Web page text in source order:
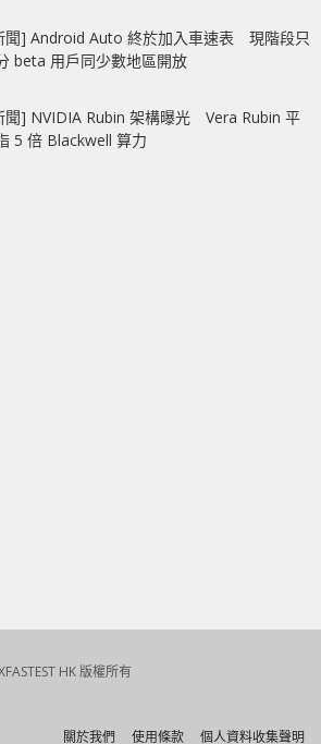
聞] Android Auto 終於加入車速表 現階段只
beta 用戶同少數地區開放
聞] NVIDIA Rubin 架構曝光 Vera Rubin 平
5 倍 Blackwell 算力
HK 版權所有
關於我們 使用條款 個人資料收集聲明